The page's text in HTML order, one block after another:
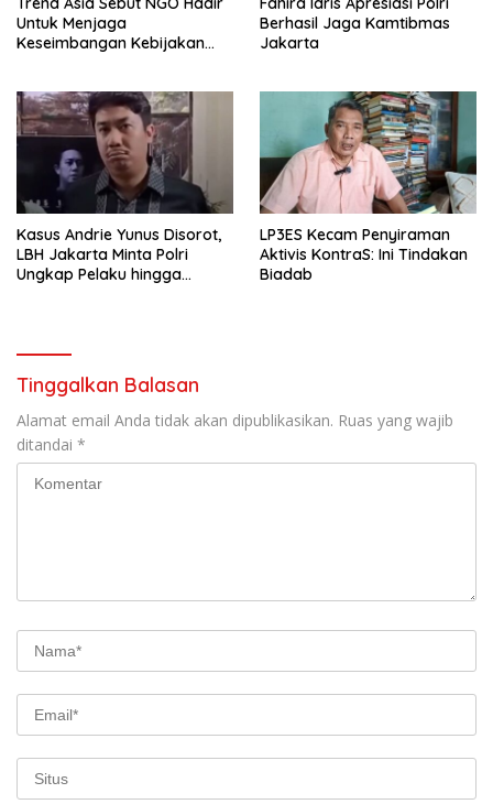
Untuk Menjaga
Keseimbangan Kebijakan
Berhasil Jaga Kamtibmas
Jakarta
Kasus Andrie Yunus Disorot,
LBH Jakarta Minta Polri
Ungkap Pelaku hingga
LP3ES Kecam Penyiraman
Aktivis KontraS: Ini Tindakan
Biadab
Tinggalkan Balasan
Alamat email Anda tidak akan dipublikasikan. Ruas yang wajib
ditandai *